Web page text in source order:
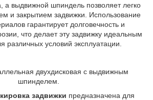
а выдвижной шпиндель позволяет легко
и закрытием задвижки. Использование
гарантирует долговечность и
что делает эту задвижку идеальным
различных условий эксплуатации.
двухдисковая с выдвижным
шпинделем.
задвижки предназначена для